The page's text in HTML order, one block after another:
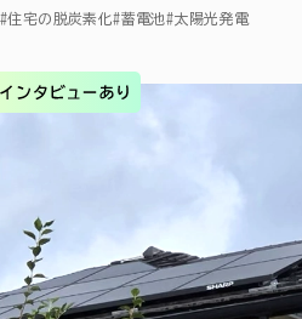
#住宅の脱炭素化#蓄電池#太陽光発電